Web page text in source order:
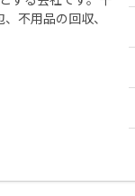
不用品の回収、